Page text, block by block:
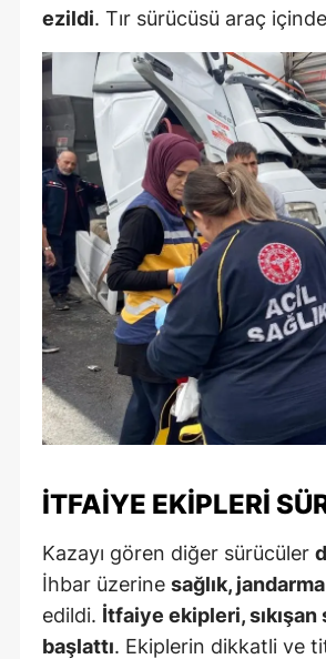
ezildi. Tır sürücüsü araç
İTFAIYE EKIPLERI
Kazayı gören diğer sürücüler
İhbar üzerine sağlık,
edildi. İtfaiye ekipleri,
başlattı. Ekiplerin dikkatli ve